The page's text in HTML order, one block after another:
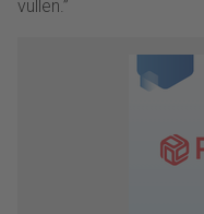
vullen.”